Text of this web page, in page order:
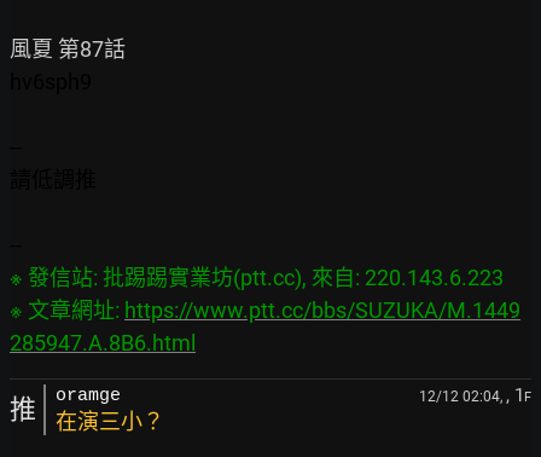
※ 發信站: 批踢踢實業坊(ptt.cc), 來自: 220.143.6.223
※ 文章網址: https://www.ptt.cc/bbs/SUZUKA/M.1449
285947.A.8B6.html
推 oramge 12/12 02:04, , 1 F
在演三小？